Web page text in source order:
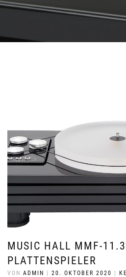
MUSIC HALL MMF-11.3
PLATTENSPIELER
VON ADMIN | 20. OKTOBER 2020 |